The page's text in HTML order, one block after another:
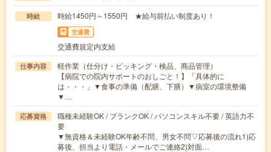
時給 時給1450円～1550円 ★給与前払い制度あり！
交通費
交通費規定内支給
仕事内容
軽作業（仕分け・ピッキング・検品、商品管理）
【病院での院内サポートのおしごと！】「具体的に
は・・・」▼食事の準備（配膳、下膳）▼病室の環境整備
▼…
応募資格
職種未経験OK / ブランクOK / パソコンスキル不要 / 英語力不
要
▼無資格＆未経験OK年齢不問、男女不問▽応募後の流れ1)応
募後、担当より電話・メールでご連絡2)対面…